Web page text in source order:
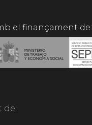
el finançament de:
de: